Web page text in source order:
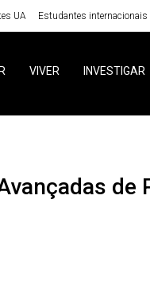
UA Estudantes internacionais
VIVER INVESTIGAR